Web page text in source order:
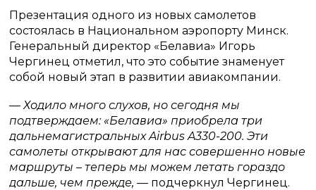
Презентация одного из новых самолетов
состоялась в Национальном аэропорту Минск.
Генеральный директор «Белавиа» Игорь
Чергинец отметил, что это событие знаменует
собой новый этап в развитии авиакомпании.
— Ходило много слухов, но сегодня мы
подтверждаем: «Белавиа» приобрела три
дальнемагистральных Airbus A330-200. Эти
самолеты открывают для нас совершенно новые
маршруты – теперь мы можем летать гораздо
дальше, чем прежде,— подчеркнул Чергинец.